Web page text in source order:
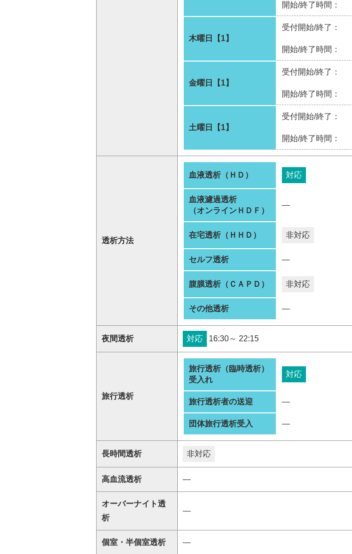
開始/終了時間：
木曜日【1】
受付開始/終了：
開始/終了時間：
金曜日【1】
受付開始/終了：
開始/終了時間：
土曜日【1】
受付開始/終了：
開始/終了時間：
透析方法
血液透析（ＨＤ） 対応
血液濾過透析
（オンラインＨＤＦ）
―
在宅透析（ＨＨＤ） 非対応
セルフ透析 ―
腹膜透析（ＣＡＰＤ） 非対応
その他透析 ―
夜間透析 対応 16:30～ 22:15
旅行透析
旅行透析（臨時透析）
受入れ
対応
旅行透析者の送迎 ―
団体旅行透析受入 ―
長時間透析 非対応
高血流透析 ―
オーバーナイト透
析
―
個室・半個室透析 ―